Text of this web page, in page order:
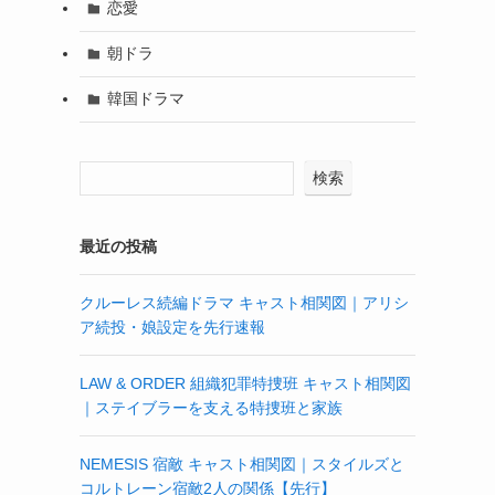
恋愛
朝ドラ
韓国ドラマ
検索
最近の投稿
クルーレス続編ドラマ キャスト相関図｜アリシ
ア続投・娘設定を先行速報
LAW & ORDER 組織犯罪特捜班 キャスト相関図
｜ステイブラーを支える特捜班と家族
NEMESIS 宿敵 キャスト相関図｜スタイルズと
コルトレーン宿敵2人の関係【先行】